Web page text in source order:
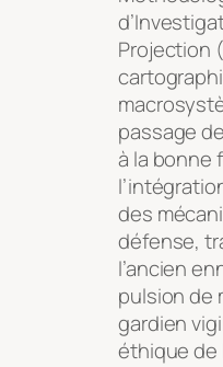
Projection
passage
à la bonne
des
défense,
l’ancien
pulsion de
gardien
éthique de